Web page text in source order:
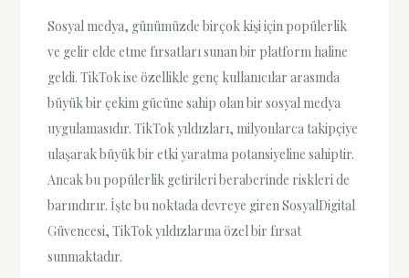
Sosyal medya, günümüzde birçok kişi için popülerlik
ve gelir elde etme fırsatları sunan bir platform haline
geldi. TikTok ise özellikle genç kullanıcılar arasında
büyük bir çekim gücüne sahip olan bir sosyal medya
uygulamasıdır. TikTok yıldızları, milyonlarca takipçiye
ulaşarak büyük bir etki yaratma potansiyeline sahiptir.
Ancak bu popülerlik getirileri beraberinde riskleri de
barındırır. İşte bu noktada devreye giren SosyalDigital
Güvencesi, TikTok yıldızlarına özel bir fırsat
sunmaktadır.